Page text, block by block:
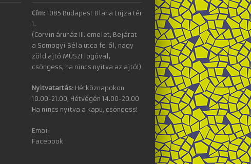
Cím: 1085 Budapest Blaha Lujza tér
1.
(Corvin áruház III. emelet, Bejárat
a Somogyi Béla utca felől, nagy
zöld ajtó MÜSZI logóval,
csöngess, ha nincs nyitva az ajtó!)
Nyitvatartás: Hétköznapokon
10.00-21.00, Hétvégén 14.00-20.00
Ha nincs nyitva a kapu, csöngess!
Email
Facebook